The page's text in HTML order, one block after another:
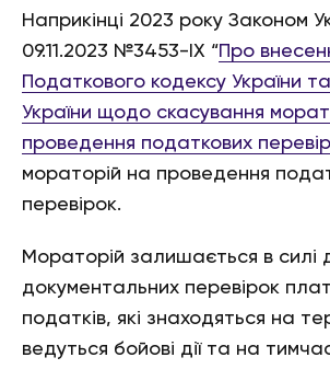
Наприкінці 2023 року Законом
09.11.2023 №3453-ІХ “Про
Податкового кодексу України
України щодо скасування
проведення податкових
мораторій на проведення
перевірок.
Мораторій залишається в силі
документальних перевірок
податків, які знаходяться на
ведуться бойові дії та на